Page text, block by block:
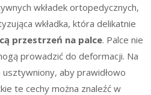
wkładek ortopedycznych,
wkładka, która delikatnie
przestrzeń na palce. Palce nie
prowadzić do deformacji. Na
usztywniony, aby prawidłowo
te cechy można znaleźć w